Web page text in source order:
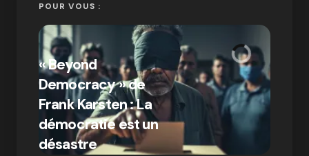
POUR VOUS :
« Beyond
Democracy » de
Frank Karsten : La
démocratie est un
désastre
par Ines Aissani
on 03/10/2024